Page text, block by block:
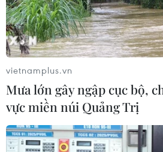
vietnamplus.vn
Mưa lớn gây ngập cục bộ,
vực miền núi Quảng Trị